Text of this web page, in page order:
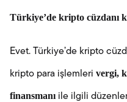
Türkiye’de kripto cüzdanı
Evet. Türkiye’de kripto
kripto para işlemleri vergi,
finansmanıile ilgili